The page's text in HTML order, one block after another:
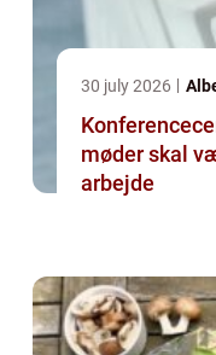
30 july 2026
møder skal
arbejde